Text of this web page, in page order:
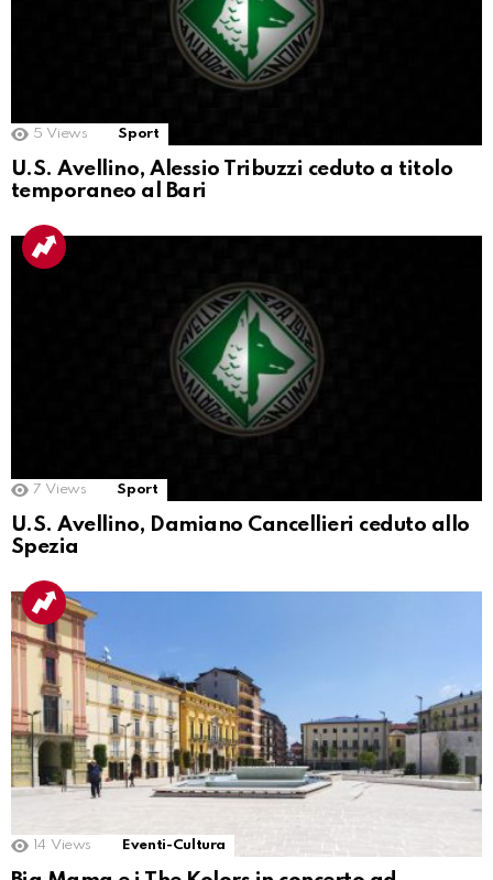
5 Views Sport
U.S. Avellino, Alessio Tribuzzi ceduto a titolo
temporaneo al Bari
7 Views Sport
U.S. Avellino, Damiano Cancellieri ceduto allo
Spezia
14 Views Eventi-Cultura